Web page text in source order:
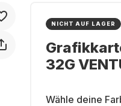
NICHT AUF LAGER
32G
Wähle deine